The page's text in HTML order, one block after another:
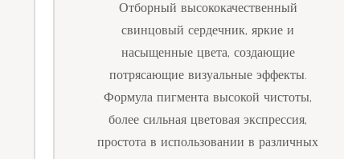
Отборный высококачественный
свинцовый сердечник, яркие и
насыщенные цвета, создающие
потрясающие визуальные эффекты.
Формула пигмента высокой чистоты,
более сильная цветовая экспрессия,
простота в использовании в различных